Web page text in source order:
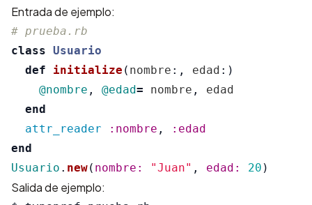
Entrada de ejemplo:
# prueba.rb
class Usuario
def
initialize ( nombre :, edad :)
@nombre , @edad= nombre ,
edad
end
attr_reader
:nombre ,
:edad
end
Usuario . new( nombre: "Juan" , edad: 20 )
Salida de ejemplo: